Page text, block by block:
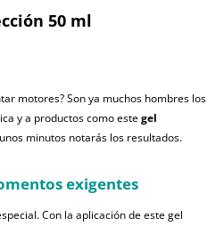
50 ml
motores? Son ya muchos hombres los
y a productos como estegel
minutos notarás los resultados.
exigentes
Con la aplicación de este gel